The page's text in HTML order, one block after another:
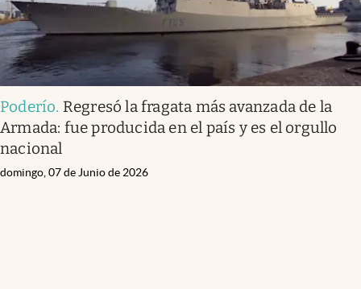
Poderío. Regresó la fragata más avanzada de la
Armada: fue producida en el país y es el orgullo
nacional
domingo, 07 de Junio de 2026